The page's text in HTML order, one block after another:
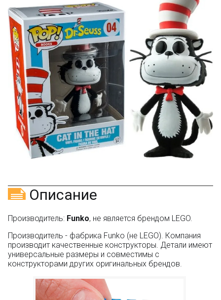
Оставьте отзыв (не менее 50 символов) о товаре на
нашем сайте и получите купон на скидку 50₽ за
текстовый отзыв или 100₽ за отзыв с фото.
Скидка за отзыв
на Яндекс.Маркете 150₽
Оставьте отзыв (не менее 50 символов) о товаре
через системуЯндекс.Маркет
с обязательным
указанием номера и даты заказа в нашем магазине
и получите купон на скидку 150₽
...уже сейчас
Участвуйте в конкурсах и розыгрышах в нашейгруппе
Подробные условия всех акций и бонусов...
Описание
Производитель: Funko, не является брендом LEGO.
Производитель - фабрика Funko (не LEGO). Компания
производит качественные конструкторы. Детали имеют
универсальные размеры и совместимы с
конструкторами других оригинальных брендов.